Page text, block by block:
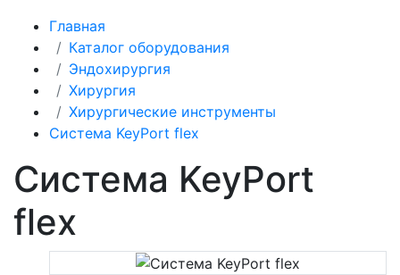
Главная
Каталог оборудования
Эндохирургия
Хирургия
Хирургические инструменты
Система KeyPort flex
Система KeyPort
flex